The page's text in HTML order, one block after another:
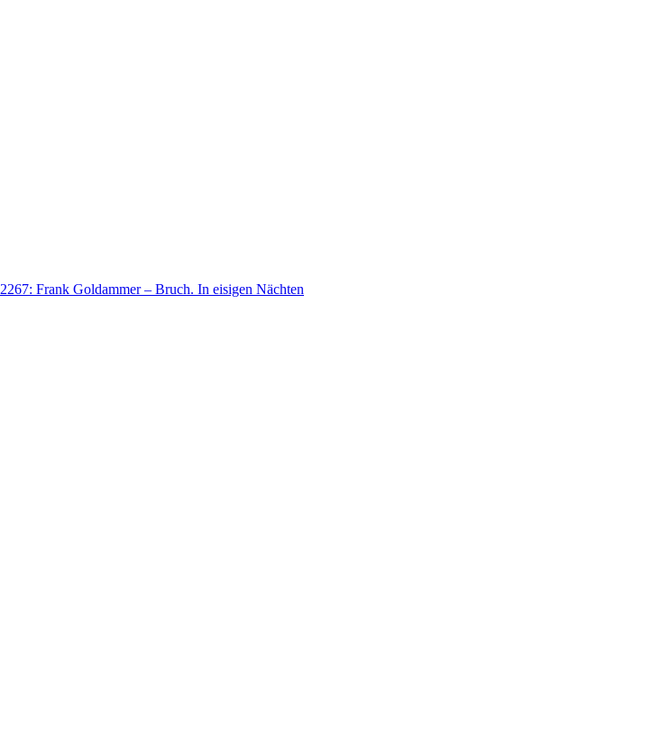
2267: Frank Goldammer – Bruch. In eisigen Nächten